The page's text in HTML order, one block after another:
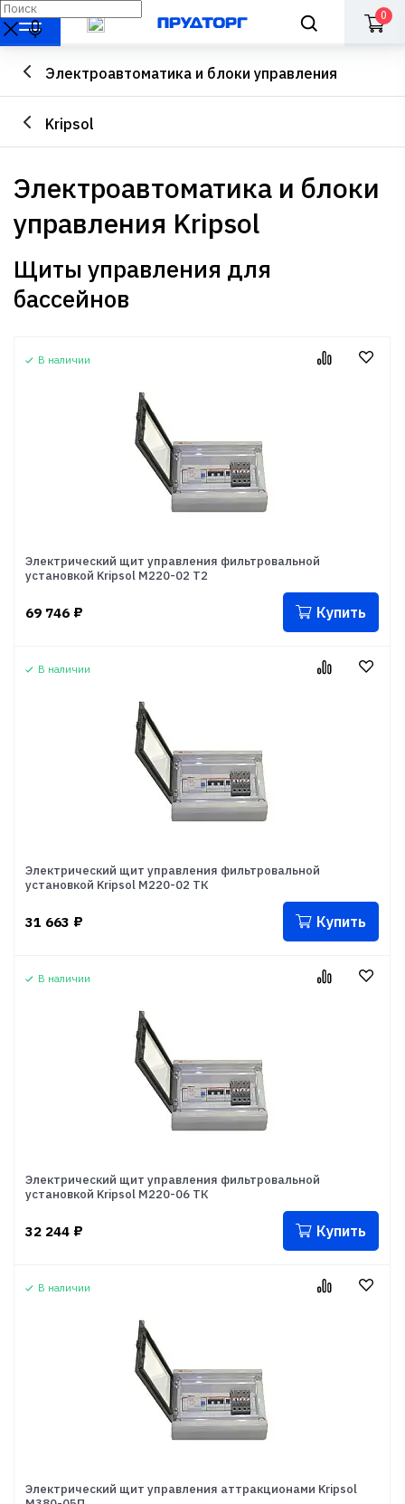
0
Электроавтоматика и блоки управления
Kripsol
Электроавтоматика и блоки
управления Kripsol
Щиты управления для
бассейнов
В наличии
Электрический щит управления фильтровальной
установкой Kripsol М220-02 Т2
69 746 ₽ Купить
В наличии
Электрический щит управления фильтровальной
установкой Kripsol М220-02 ТК
31 663 ₽ Купить
В наличии
Электрический щит управления фильтровальной
установкой Kripsol М220-06 ТК
32 244 ₽ Купить
В наличии
Электрический щит управления аттракционами Kripsol